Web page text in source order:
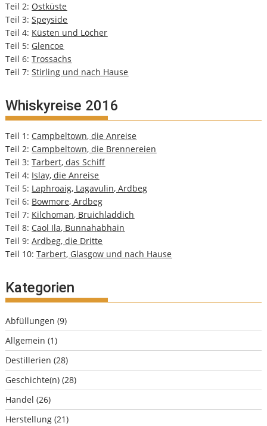
Teil 2: Ostküste
Teil 3:Speyside
Teil 4: Küsten und Löcher
Teil 5: Glencoe
Teil 6:Trossachs
Teil 7:Stirling und nach Hause
Whiskyreise 2016
Teil 1: Campbeltown, die Anreise
Teil 2: Campbeltown, die Brennereien
Teil 3:Tarbert, das Schiff
Teil 4: Islay, die Anreise
Teil 5: Laphroaig, Lagavulin, Ardbeg
Teil 6: Bowmore, Ardbeg
Teil 7: Kilchoman, Bruichladdich
Teil 8: Caol Ila, Bunnahabhain
Teil 9:Ardbeg, die Dritte
Teil 10:Tarbert, Glasgow und nach Hause
Kategorien
Abfüllungen (9)
Allgemein (1)
Destillerien (28)
Geschichte(n) (28)
Handel (26)
Herstellung (21)